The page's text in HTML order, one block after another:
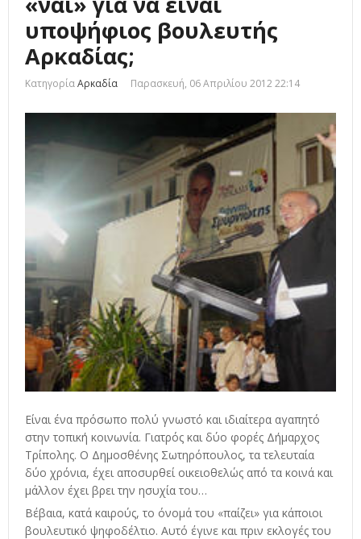
υποψήφιος βουλευτής
Αρκαδίας;
ΚατηγορίαΑρκαδία Παρασκευή, 06 Απριλίου 2012 22:14
Είναι ένα πρόσωπο πολύ γνωστό και ιδιαίτερα αγαπητό
στην τοπική κοινωνία. Γιατρός και δύο φορές Δήμαρχος
Τρίπολης. Ο Δημοσθένης Σωτηρόπουλος, τα τελευταία
δύο χρόνια, έχει αποσυρθεί οικειοθελώς από τα κοινά και
μάλλον έχει βρει την ησυχία του…
Βέβαια, κατά καιρούς, το όνομά του «παίζει» για κάποιοι
βουλευτικό ψηφοδέλτιο. Αυτό έγινε και πριν εκλογές του